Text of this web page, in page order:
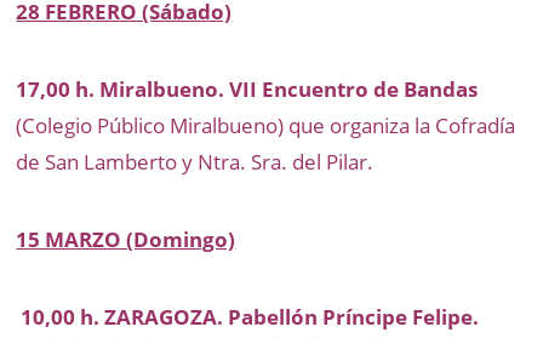
28 FEBRERO (Sábado)
17,00 h. Miralbueno. VII Encuentro de Bandas
(Colegio Público Miralbueno) que organiza la Cofradía
de San Lamberto y Ntra. Sra. del Pilar.
15 MARZO (Domingo)
10,00 h. ZARAGOZA. Pabellón Príncipe Felipe.